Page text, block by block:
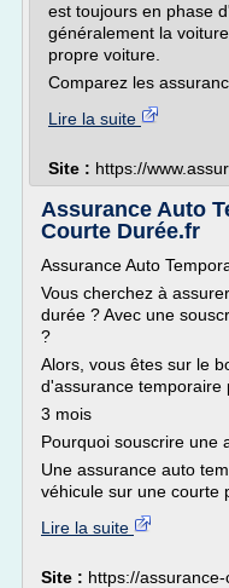
est toujours en phase
généralement la
propre voiture.
Comparez les
Lire la suite
Site : https://
Assurance Auto
Courte Durée.fr
Assurance Auto
Vous cherchez à
durée ? Avec une
?
Alors, vous êtes sur le
d'assurance temporaire
3 mois
Pourquoi souscrire une
Une assurance auto
véhicule sur une courte
Lire la suite
Site : https://